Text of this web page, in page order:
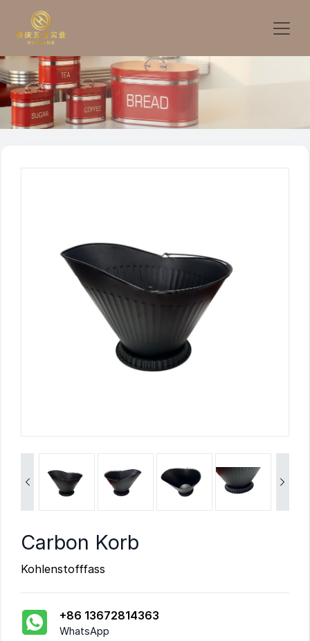
 
Carbon Korb
Kohlenstofffass
+86 13672814363
WhatsApp